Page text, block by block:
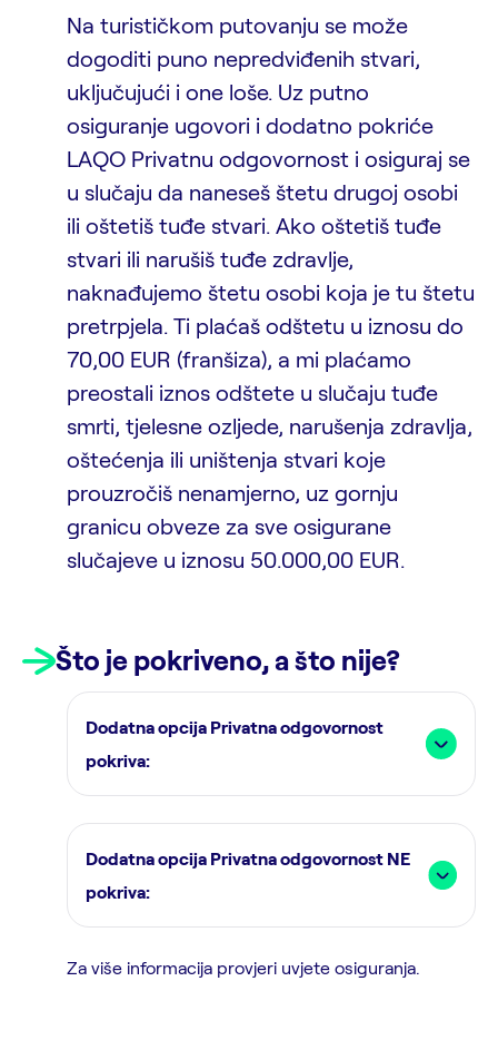
Na turističkom putovanju se može
dogoditi puno nepredviđenih stvari,
uključujući i one loše. Uz putno
osiguranje ugovori i dodatno pokriće
LAQO Privatnu odgovornost i osiguraj se
u slučaju da naneseš štetu drugoj osobi
ili oštetiš tuđe stvari. Ako oštetiš tuđe
stvari ili narušiš tuđe zdravlje,
naknađujemo štetu osobi koja je tu štetu
pretrpjela. Ti plaćaš odštetu u iznosu do
70,00 EUR (franšiza), a mi plaćamo
preostali iznos odštete u slučaju tuđe
smrti, tjelesne ozljede, narušenja zdravlja,
oštećenja ili uništenja stvari koje
prouzročiš nenamjerno, uz gornju
granicu obveze za sve osigurane
slučajeve u iznosu 50.000,00 EUR.
Što je pokriveno, a što nije?
Dodatna opcija Privatna odgovornost
pokriva:
Dodatna opcija Privatna odgovornost NE
pokriva:
Za više informacija provjeri uvjete osiguranja.